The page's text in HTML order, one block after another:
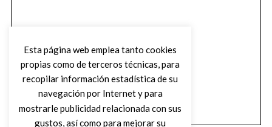
Esta página web emplea tanto cookies
propias como de terceros técnicas, para
recopilar información estadística de su
navegación por Internet y para
mostrarle publicidad relacionada con sus
gustos, así como para mejorar su